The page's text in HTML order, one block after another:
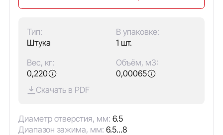
Тип:
Штука
В упаковке:
1 шт.
Вес, кг:
0,220
Объём, м3:
0,00065
Скачать в PDF
Диаметр отверстия, мм: 6.5
Диапазон зажима, мм: 6.5...8